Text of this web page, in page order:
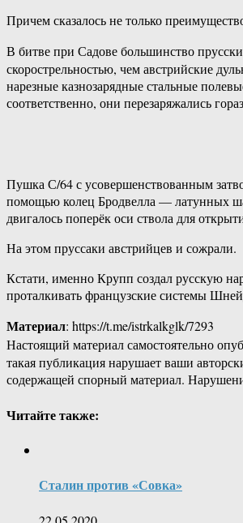
Причем сказалось не только
В битве при Садове большинство
скорострельностью, чем австрийские
нарезные казнозарядные стальные
соответственно, они перезаряжались
Пушка С/64 с усовершенствованным
помощью колец Бродвелла — латунных
двигалось поперёк оси ствола для
На этом пруссаки австрийцев и сожрали.
Кстати, именно Крупп создал русскую
проталкивать французские системы
Материал: https://t.me/istrkalkglk/7293
Настоящий материал самостоятельно
такая публикация нарушает ваши
содержащей спорный материал.
Читайте также:
Сталин против «Совка»